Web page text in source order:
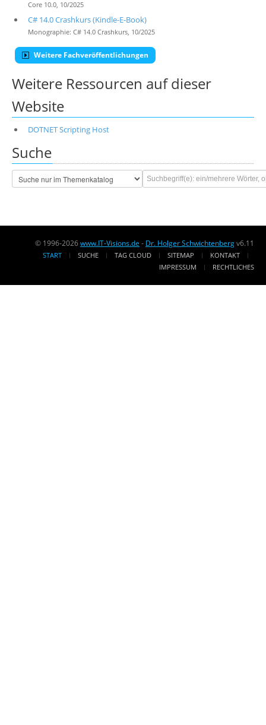
Core 10.0, 10/2025
C# 14.0 Crashkurs (Kindle-E-Book)
Monographie: C# 14.0 Crashkurs, 10/2025
Weitere Fachveröffentlichungen
Weitere Ressourcen auf dieser
Website
DOTNET Scripting Host
Suche
© 1996-2026www.IT-Visions.de - Dr. Holger Schwichtenbergv6.11
START SUCHE TAG CLOUD SITEMAP
KONTAKT
IMPRESSUM
RECHTLICHES